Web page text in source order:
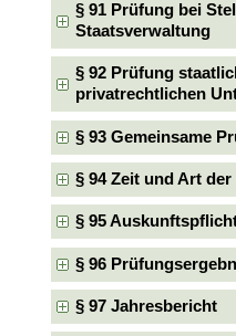
§ 91 Prüfung bei
Staatsverwaltung
§ 92 Prüfung
privatrechtlichen
§ 93 Gemeinsame
§ 94 Zeit und Art
§ 95
§ 96
§ 97 Jahresbericht